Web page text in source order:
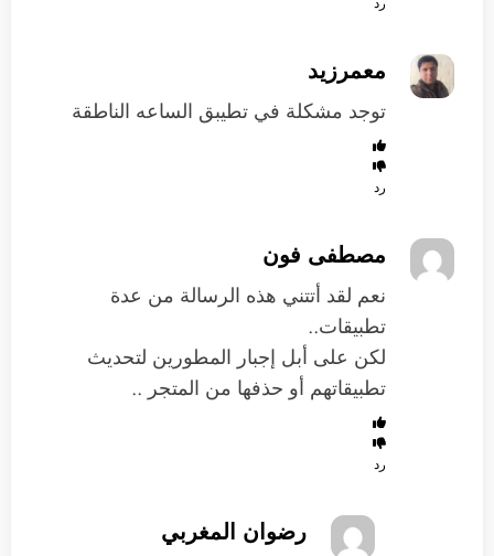
معمرزيد
توجد مشكلة في تطيبق الساعه الناطقة
رد
مصطفى فون
نعم لقد أتتني هذه الرسالة من عدة
تطبيقات..
لكن على أبل إجبار المطورين لتحديث
تطبيقاتهم أو حذفها من المتجر ..
رد
رضوان المغربي